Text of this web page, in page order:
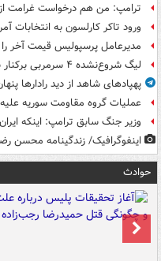
ترامپ: من هم درخواست غرامت از
ورود تاکر کارلسون به انتخابات
مدیرعامل پرسپولیس قیمت آخر
لیگ شروع‌نشده ۴ سرمربی برکنار شدند
پهپادهای شاهد از دید رادارها
عملیات گروه مقاومت سوریه علیه
وزیر جنگ سابق ترامپ: اینکه
اینفوگرافیک/ زندگینامه محسن
حوادث